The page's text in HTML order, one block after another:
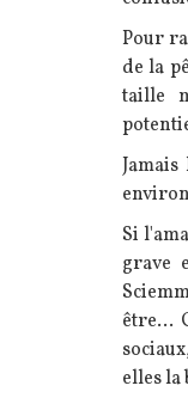
Pour
de la
taille
Si
grave
être...
elles la